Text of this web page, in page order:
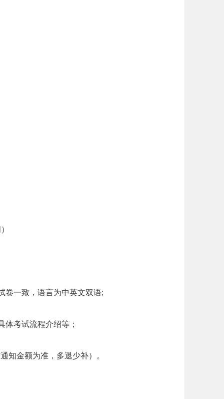
卷一致，语言为中英文双语;
体考试流程介绍等；
知金额为准，多退少补）。